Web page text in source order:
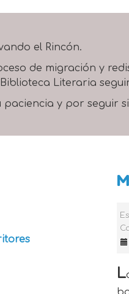
el Rincón.
de migración y
Literaria
paciencia y por seguir
L